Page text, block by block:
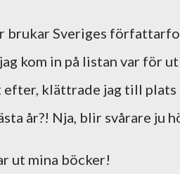
Sveriges
kom in på listan var för
efter, klättrade jag till
år?! Nja, blir svårare ju
ut mina böcker!